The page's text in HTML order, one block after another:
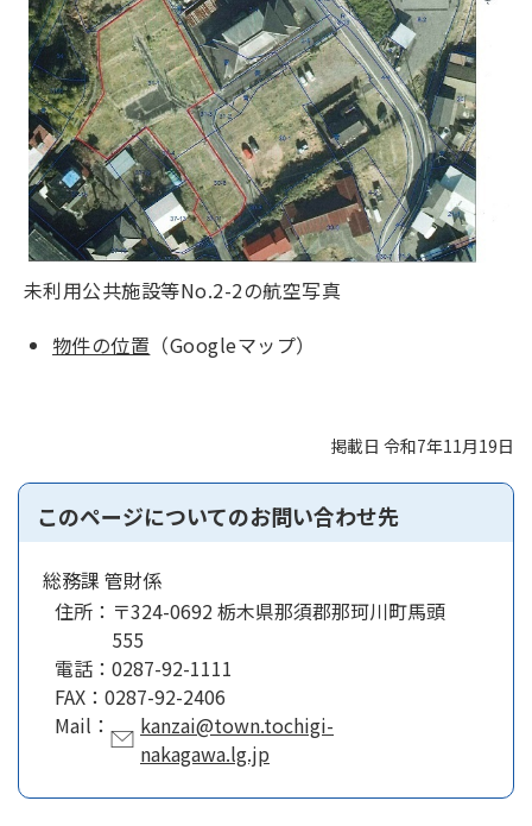
未利用公共施設等No.2-2の航空写真
物件の位置 （Googleマップ）
掲載日 令和7年11月19日
このページについてのお問い合わせ先
総務課 管財係
住所： 〒324-0692 栃木県那須郡那珂川町馬頭
555
電話： 0287-92-1111
FAX： 0287-92-2406
Mail：
kanzai@town.tochigi-
nakagawa.lg.jp